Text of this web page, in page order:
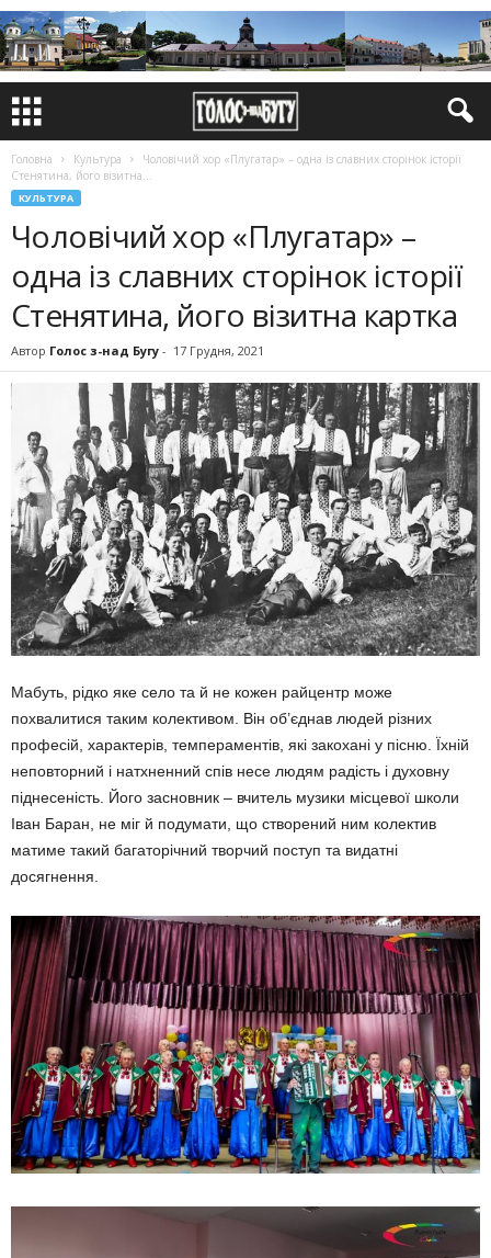
Головна Культура
Чоловічий хор «Плугатар» – одна із слав­них сторінок історії
Стенятина, його візитна...
КУЛЬТУРА
Чоловічий хор «Плугатар» –
одна із слав­них сторінок історії
Стенятина, його візитна картка
Автор Голос з-над Бугу - 17 Грудня, 2021
Мабуть, рідко яке село та й не кожен райцентр може
похвалитися таким колекти­вом. Він об’єднав людей різних
професій, характерів, темпераментів, які закохані у пісню. Їхній
неповторний і натхненний спів несе людям радість і духовну
піднесеність. Його засновник – вчитель музики місцевої школи
Іван Баран, не міг й подумати, що створений ним колектив
матиме такий багаторічний творчий поступ та видатні
досягнення.